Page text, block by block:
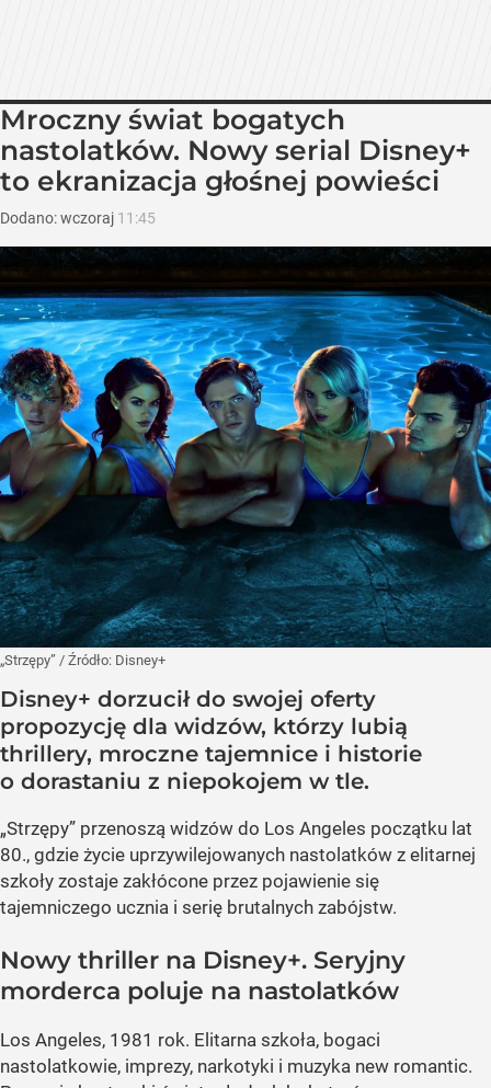
Mroczny świat bogatych
nastolatków. Nowy serial Disney+
to ekranizacja głośnej powieści
Dodano:wczoraj 11:45
„Strzępy” / Źródło: Disney+
Disney+ dorzucił do swojej oferty
propozycję dla widzów, którzy lubią
thrillery, mroczne tajemnice i historie
o dorastaniu z niepokojem w tle.
„Strzępy” przenoszą widzów do Los Angeles początku lat
80., gdzie życie uprzywilejowanych nastolatków z elitarnej
szkoły zostaje zakłócone przez pojawienie się
tajemniczego ucznia i serię brutalnych zabójstw.
Nowy thriller na Disney+. Seryjny
morderca poluje na nastolatków
Los Angeles, 1981 rok. Elitarna szkoła, bogaci
nastolatkowie, imprezy, narkotyki i muzyka new romantic.